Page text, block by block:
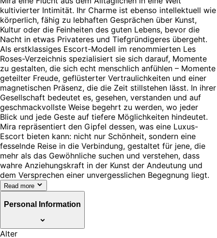
kultivierter Intimität. Ihr Charme ist ebenso intellektuell wie
körperlich, fähig zu lebhaften Gesprächen über Kunst,
Kultur oder die Feinheiten des guten Lebens, bevor die
Nacht in etwas Privateres und Tiefgründigeres übergeht.
Als erstklassiges Escort-Modell im renommierten Les
Roses-Verzeichnis spezialisiert sie sich darauf, Momente
zu gestalten, die sich echt menschlich anfühlen – Momente
geteilter Freude, geflüsterter Vertraulichkeiten und einer
magnetischen Präsenz, die die Zeit stillstehen lässt. In ihrer
Gesellschaft bedeutet es, gesehen, verstanden und auf
geschmackvollste Weise begehrt zu werden, wo jeder
Blick und jede Geste auf tiefere Möglichkeiten hindeutet.
Mira repräsentiert den Gipfel dessen, was eine Luxus-
Escort bieten kann: nicht nur Schönheit, sondern eine
fesselnde Reise in die Verbindung, gestaltet für jene, die
mehr als das Gewöhnliche suchen und verstehen, dass
wahre Anziehungskraft in der Kunst der Andeutung und
dem Versprechen einer unvergesslichen Begegnung liegt.
Read more
Personal Information
Alter